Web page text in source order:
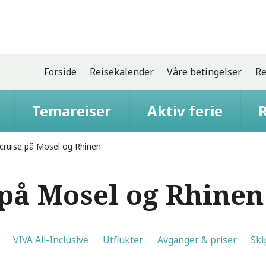
Forside Reisekalender Våre betingelser
Temareiser Aktiv ferie
på Mosel og Rhinen
Mosel og Rhinen
VIVA All-Inclusive Utflukter Avganger & priser